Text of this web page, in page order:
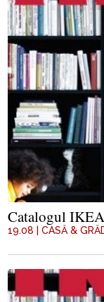
Catalogul
19.08 |CASĂ &